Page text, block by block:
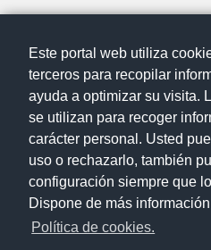
Este portal web utiliza
terceros para recopilar
ayuda a optimizar su visita.
se utilizan para recoger
carácter personal. Usted
uso o rechazarlo, también
configuración siempre que
Dispone de más
Política de cookies.